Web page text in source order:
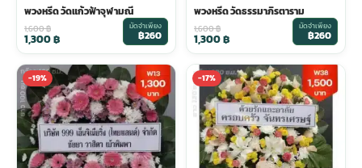
พวงหรีด วัดแก้วฟ้าจุฬามณี
1,600฿
1,300฿
มัดจำเพียง
฿260
พวงหรีด วัดธรรมาภิรตาราม
1,600฿
1,300฿
มัดจำเพียง
฿260
-19% -17%